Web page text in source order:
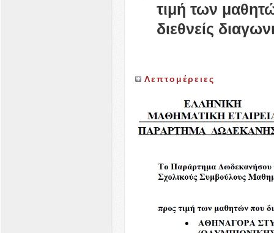
τιμή των
διεθνείς
Λεπτομέρειες